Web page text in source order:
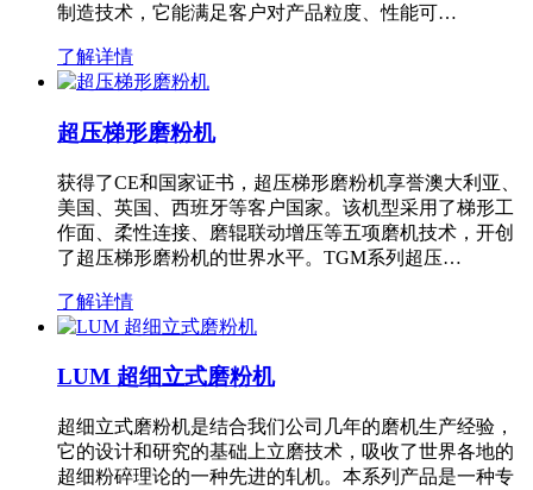
制造技术，它能满足客户对产品粒度、性能可…
了解详情
超压梯形磨粉机
获得了CE和国家证书，超压梯形磨粉机享誉澳大利亚、
美国、英国、西班牙等客户国家。该机型采用了梯形工
作面、柔性连接、磨辊联动增压等五项磨机技术，开创
了超压梯形磨粉机的世界水平。TGM系列超压…
了解详情
LUM 超细立式磨粉机
超细立式磨粉机是结合我们公司几年的磨机生产经验，
它的设计和研究的基础上立磨技术，吸收了世界各地的
超细粉碎理论的一种先进的轧机。本系列产品是一种专